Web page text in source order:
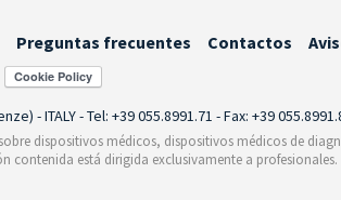
Preguntas frecuentes Contactos
- ITALY - Tel: +39 055.8991.71 - Fax: +39
dispositivos médicos, dispositivos médicos de
contenida está dirigida exclusivamente a profesionales.